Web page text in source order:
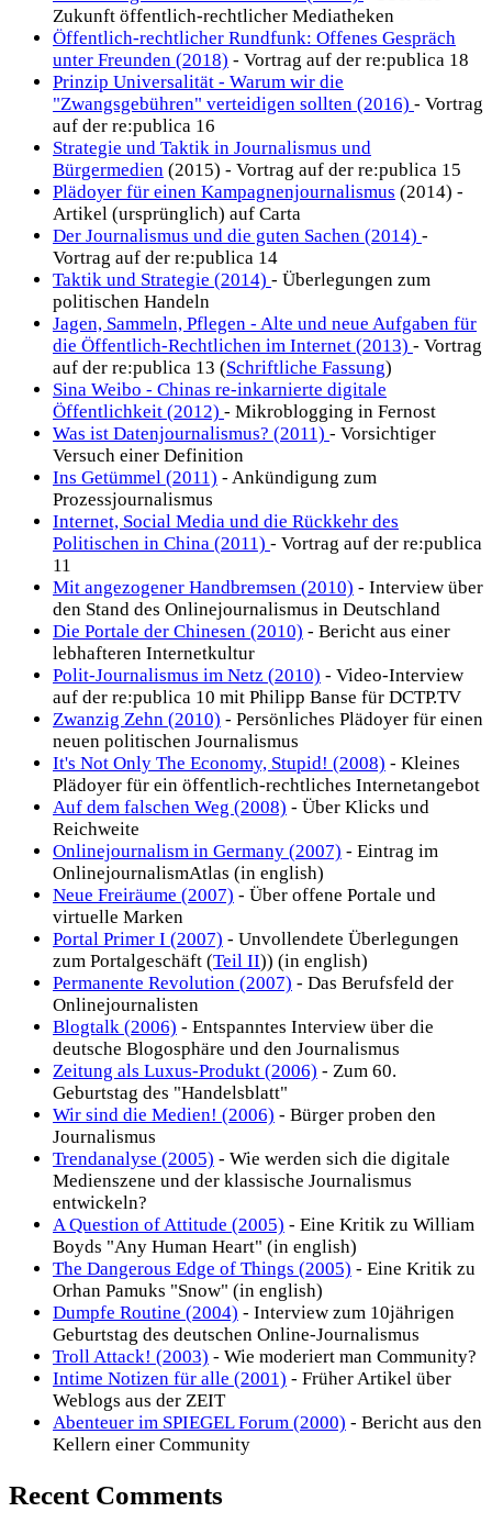
Zukunft öffentlich-rechtlicher Mediatheken
Öffentlich-rechtlicher Rundfunk: Offenes Gespräch
unter Freunden (2018) - Vortrag auf der re:publica 18
Prinzip Universalität - Warum wir die
"Zwangsgebühren" verteidigen sollten (2016) - Vortrag
auf der re:publica 16
Strategie und Taktik in Journalismus und
Bürgermedien (2015) - Vortrag auf der re:publica 15
Plädoyer für einen Kampagnenjournalismus (2014) -
Artikel (ursprünglich) auf Carta
Der Journalismus und die guten Sachen (2014) -
Vortrag auf der re:publica 14
Taktik und Strategie (2014) - Überlegungen zum
politischen Handeln
Jagen, Sammeln, Pflegen - Alte und neue Aufgaben für
die Öffentlich-Rechtlichen im Internet (2013) - Vortrag
auf der re:publica 13 (Schriftliche Fassung)
Sina Weibo - Chinas re-inkarnierte digitale
Öffentlichkeit (2012) - Mikroblogging in Fernost
Was ist Datenjournalismus? (2011) - Vorsichtiger
Versuch einer Definition
Ins Getümmel (2011) - Ankündigung zum
Prozessjournalismus
Internet, Social Media und die Rückkehr des
Politischen in China (2011) - Vortrag auf der re:publica
11
Mit angezogener Handbremsen (2010) - Interview über
den Stand des Onlinejournalismus in Deutschland
Die Portale der Chinesen (2010) - Bericht aus einer
lebhafteren Internetkultur
Polit-Journalismus im Netz (2010) - Video-Interview
auf der re:publica 10 mit Philipp Banse für DCTP.TV
Zwanzig Zehn (2010) - Persönliches Plädoyer für einen
neuen politischen Journalismus
It's Not Only The Economy, Stupid! (2008) - Kleines
Plädoyer für ein öffentlich-rechtliches Internetangebot
Auf dem falschen Weg (2008) - Über Klicks und
Reichweite
Onlinejournalism in Germany (2007) - Eintrag im
OnlinejournalismAtlas (in english)
Neue Freiräume (2007) - Über offene Portale und
virtuelle Marken
Portal Primer I (2007) - Unvollendete Überlegungen
zum Portalgeschäft (Teil II)) (in english)
Permanente Revolution (2007) - Das Berufsfeld der
Onlinejournalisten
Blogtalk (2006) - Entspanntes Interview über die
deutsche Blogosphäre und den Journalismus
Zeitung als Luxus-Produkt (2006) - Zum 60.
Geburtstag des "Handelsblatt"
Wir sind die Medien! (2006) - Bürger proben den
Journalismus
Trendanalyse (2005) - Wie werden sich die digitale
Medienszene und der klassische Journalismus
entwickeln?
A Question of Attitude (2005) - Eine Kritik zu William
Boyds "Any Human Heart" (in english)
The Dangerous Edge of Things (2005) - Eine Kritik zu
Orhan Pamuks "Snow" (in english)
Dumpfe Routine (2004) - Interview zum 10jährigen
Geburtstag des deutschen Online-Journalismus
Troll Attack! (2003) - Wie moderiert man Community?
Intime Notizen für alle (2001) - Früher Artikel über
Weblogs aus der ZEIT
Abenteuer im SPIEGEL Forum (2000) - Bericht aus den
Kellern einer Community
Recent Comments